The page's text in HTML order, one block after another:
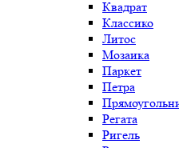
Квадрат
Классико
Литос
Мозаика
Паркет
Петра
Регата
Ригель